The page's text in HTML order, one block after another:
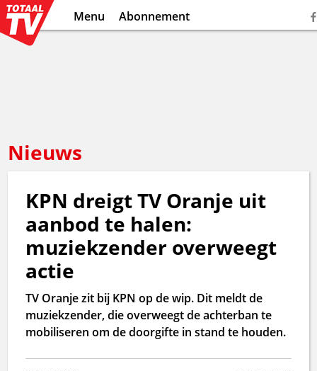
Menu Abonnement
Nieuws
KPN dreigt TV Oranje uit
aanbod te halen:
muziekzender overweegt
actie
TV Oranje zit bij KPN op de wip. Dit meldt de
muziekzender, die overweegt de achterban te
mobiliseren om de doorgifte in stand te houden.